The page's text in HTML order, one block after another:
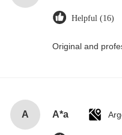
Helpful (16)
Original and
A A*a